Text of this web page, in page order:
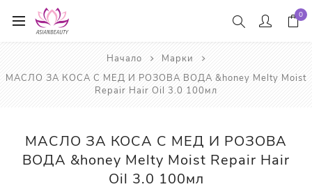
0
Начало
Марки
МАСЛО ЗА КОСА С МЕД И РОЗОВА ВОДА &honey Melty Moist
Repair Hair Oil 3.0 100мл
МАСЛО ЗА КОСА С МЕД И РОЗОВА
ВОДА &honey Melty Moist Repair Hair
Oil 3.0 100мл